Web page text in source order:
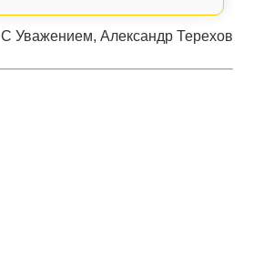
С Уважением, Александр Терехов